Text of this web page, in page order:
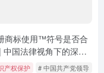
法律法规
商标使用™符号是否合
中国法律视角下的深度
产权保护 # 中国共产党领导